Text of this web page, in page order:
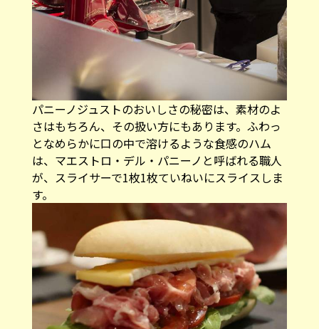
パニーノジュストのおいしさの秘密は、素材のよ
さはもちろん、その扱い方にもあります。ふわっ
となめらかに口の中で溶けるような食感のハム
は、マエストロ・デル・パニーノと呼ばれる職人
が、スライサーで1枚1枚ていねいにスライスしま
す。